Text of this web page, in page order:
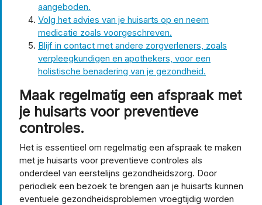
aangeboden.
Volg het advies van je huisarts op en neem
medicatie zoals voorgeschreven.
Blijf in contact met andere zorgverleners, zoals
verpleegkundigen en apothekers, voor een
holistische benadering van je gezondheid.
Maak regelmatig een afspraak met
je huisarts voor preventieve
controles.
Het is essentieel om regelmatig een afspraak te maken
met je huisarts voor preventieve controles als
onderdeel van eerstelijns gezondheidszorg. Door
periodiek een bezoek te brengen aan je huisarts kunnen
eventuele gezondheidsproblemen vroegtijdig worden